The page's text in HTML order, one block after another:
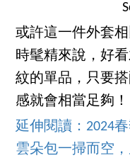
或許這一件外套
時髦精來說，好
紋的單品，只要
感就會相當足夠！
延伸閱讀：2024
雲朵包一掃而空，